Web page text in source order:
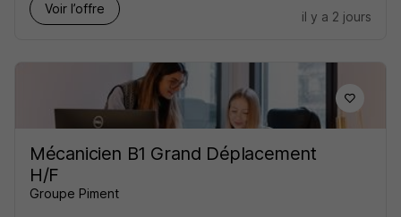
Voir l’offre
il y a 2 jours
Mécanicien B1 Grand Déplacement
H/F
Groupe Piment